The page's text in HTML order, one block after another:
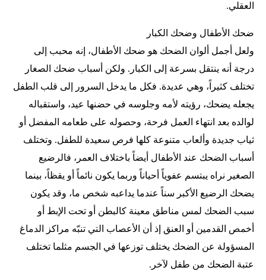
العقلي.
ضحك الأطفال وضحك الكبار
ولعل أجمل ألوان الضحك هو ضحك الأطفال، إنه محبب إلى
درجة أنه ينتقل بسرعة إلى الكبار. ولكن أسباب ضحك الصغار
تختلف كثيراً، وهي عديدة. فكل ما يدخل السرور إلى قلب الطفل
يجعله يضحك، رؤيته لأمه وجلوسه في حضنها عيد، واستقباله
لوالده بعد انتهاء العمل فرحة، وحصوله على طعامه المفضل أو
ثياب جديدة وألعاب متنوعة كلها فرص سعيدة للطفل. وتختلف
أسباب الضحك عند الأطفال أيضاً باختلاف العمر، فالرضيع
الصغير نراه يبتسم عفوياً أحياناً وربما يكون نائماً أو يقظاً، بينما
يضحك الرضيع الأكبر سناً عندما يداعبه شخص ما، وقد يكون
سبب الضحك لمس مناطق معينة كالبطن أو تحت الإبط أو
أخمص القدمين أو العنق إذ أن الأعصاب التي تنبّه مراكز الدماغ
المسؤولة عن الضحك يختلف توزعها في الجسم مثلما تختلف
عتبة الضحك من طفل لآخر.